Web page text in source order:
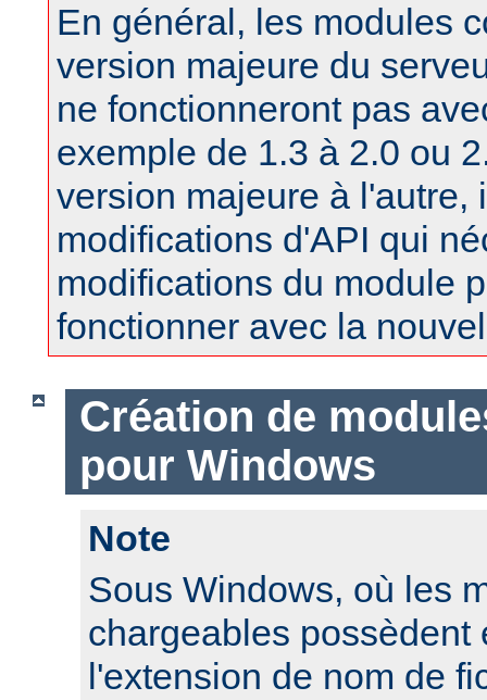
En général, les modules
version majeure du
ne fonctionneront pas
exemple de 1.3 à 2.0 ou
version majeure à l'autre,
modifications d'API qui
modifications du module
fonctionner avec la
Création de
pour Windows
Note
Sous Windows, où les
chargeables possèdent
l'extension de nom de